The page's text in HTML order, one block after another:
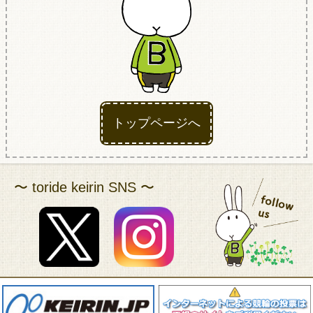
アクセス
トップページへ
〜 toride keirin SNS 〜